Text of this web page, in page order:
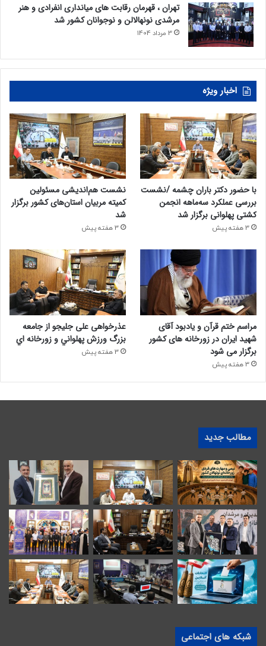
تهران ، قهرمان رقابت های میانداری انفرادی و هنر
مرشدی نونهالالن و نوجوانان کشور شد
3 مرداد 1404
اخبار ویژه
با حضور دکتر باران چشمه /نشست
بررسی عملکرد سه‌ماهه انجمن
کشتی پهلوانی برگزار شد
3 هفته پیش
نشست هم‌اندیشی مسئولین
کمیته‌ مربیان استان‌های کشور برگزار
شد
3 هفته پیش
مراسم ختم قرآن و یادبود آقای
شهید ایران در زورخانه های کشور
برگزار می شود
3 هفته پیش
عذرخواهی علی جلیجو از جامعه
بزرگ ورزش پهلواني و زورخانه اي
3 هفته پیش
مطالب جدید
شبکه های اجتماعی